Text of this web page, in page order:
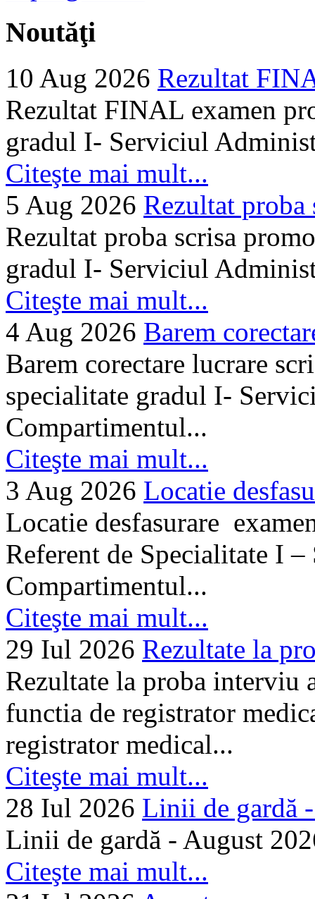
Noutăţi
10 Aug 2026 Rezultat
Rezultat FINAL examen
gradul I- Serviciul
Citeşte mai mult...
5 Aug 2026 Rezultat proba
Rezultat proba scrisa
gradul I- Serviciul
Citeşte mai mult...
4 Aug 2026 Barem
Barem corectare lucrare
specialitate gradul I-
Compartimentul...
Citeşte mai mult...
3 Aug 2026 Locatie
Locatie desfasurare
Referent de Specialitate I
Compartimentul...
Citeşte mai mult...
29 Iul 2026 Rezultate la
Rezultate la proba interviu
functia de registrator
registrator medical...
Citeşte mai mult...
28 Iul 2026 Linii de gardă
Linii de gardă - August
Citeşte mai mult...